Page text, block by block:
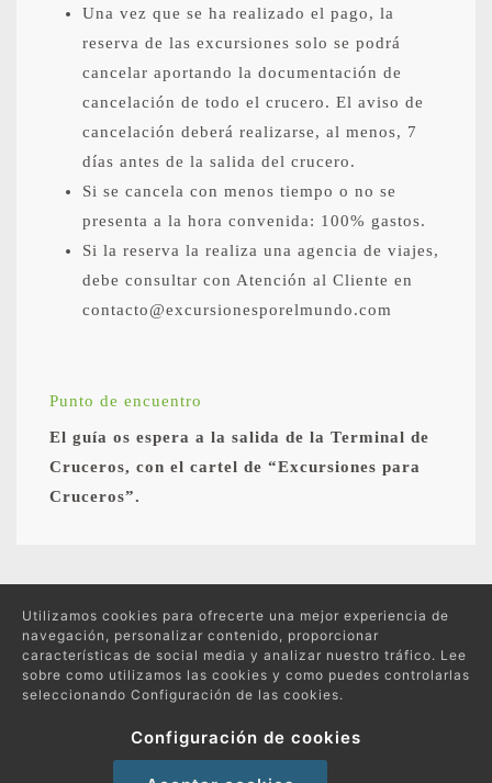
Una vez que se ha realizado el pago, la
reserva de las excursiones solo se podrá
cancelar aportando la documentación de
cancelación de todo el crucero. El aviso de
cancelación deberá realizarse, al menos, 7
días antes de la salida del crucero.
Si se cancela con menos tiempo o no se
presenta a la hora convenida: 100% gastos.
Si la reserva la realiza una agencia de viajes,
debe consultar con Atención al Cliente en
contacto@excursionesporelmundo.com
Punto de encuentro
El guía os espera a la salida de la Terminal de
Cruceros, con el cartel de “Excursiones para
Cruceros”.
Protección de datos
Política de compras y devoluciones
Política de Cookies
Utilizamos cookies para ofrecerte una mejor experiencia de
navegación, personalizar contenido, proporcionar
características de social media y analizar nuestro tráfico. Lee
sobre como utilizamos las cookies y como puedes controlarlas
seleccionando Configuración de las cookies.
Configuración de cookies